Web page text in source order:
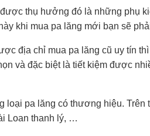
thụ hưởng đó là những phụ
khi mua pa lăng mới bạn sẽ
địa chỉ mua pa lăng cũ uy tín
và đặc biệt là tiết kiệm được
loại pa lăng có thương hiệu.
Loan thanh lý, …